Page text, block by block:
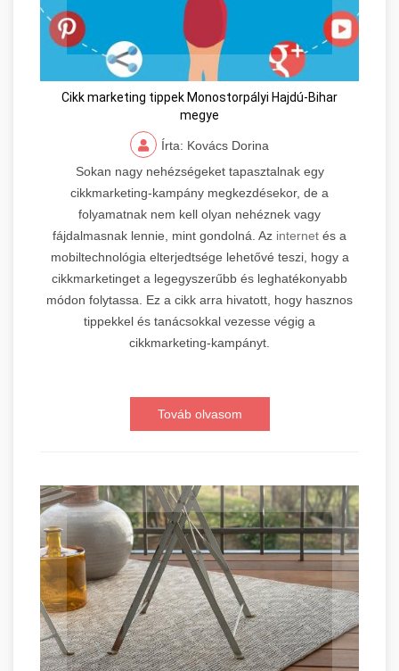
Cikk marketing tippek Monostorpályi Hajdú-Bihar
megye
Írta: Kovács Dorina
Sokan nagy nehézségeket tapasztalnak egy
cikkmarketing-kampány megkezdésekor, de a
folyamatnak nem kell olyan nehéznek vagy
fájdalmasnak lennie, mint gondolná. Az internet és a
mobiltechnológia elterjedtsége lehetővé teszi, hogy a
cikkmarketinget a legegyszerűbb és leghatékonyabb
módon folytassa. Ez a cikk arra hivatott, hogy hasznos
tippekkel és tanácsokkal vezesse végig a
cikkmarketing-kampányt.
Továb olvasom